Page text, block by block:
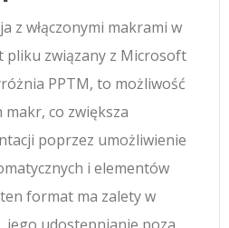
z włączonymi makrami w
związany z Microsoft
PPTM, to możliwość
makr, co zwiększa
poprzez umożliwienie
i elementów
format ma zalety w